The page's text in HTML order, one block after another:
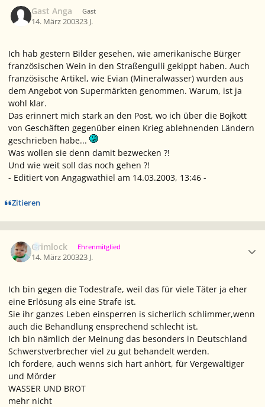
Gast Anga Gast
14. März 200323 J.
Ich hab gestern Bilder gesehen, wie amerikanische Bürger
französischen Wein in den Straßengulli gekippt haben. Auch
französische Artikel, wie Evian (Mineralwasser) wurden aus
dem Angebot von Supermärkten genommen. Warum, ist ja
wohl klar.
Das erinnert mich stark an den Post, wo ich über die Bojkott
von Geschäften gegenüber einen Krieg ablehnenden Ländern
geschrieben habe...
Was wollen sie denn damit bezwecken ?!
Und wie weit soll das noch gehen ?!
- Editiert von Angagwathiel am 14.03.2003, 13:46 -
Zitieren
Grimlock Ehrenmitglied
14. März 200323 J.
Ich bin gegen die Todestrafe, weil das für viele Täter ja eher
eine Erlösung als eine Strafe ist.
Sie ihr ganzes Leben einsperren is sicherlich schlimmer,wenn
auch die Behandlung ensprechend schlecht ist.
Ich bin nämlich der Meinung das besonders in Deutschland
Schwerstverbrecher viel zu gut behandelt werden.
Ich fordere, auch wenns sich hart anhört, für Vergewaltiger
und Mörder
WASSER UND BROT
mehr nicht